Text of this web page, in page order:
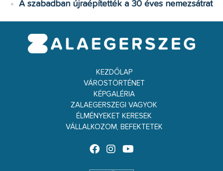
A szabadban újraépítették a 30 éves nemezsátrat
KEZDŐLAP
VÁROSTÖRTÉNET
KÉPGALÉRIA
ZALAEGERSZEGI VAGYOK
ÉLMÉNYEKET KERESEK
VÁLLALKOZOM, BEFEKTETEK